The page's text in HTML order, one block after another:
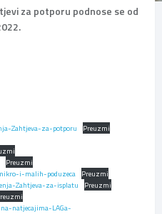
za potporu podnose se od
Zahtjeva-za-potporu
Preuzmi
Preuzmi
i-malih-poduzeca Preuzmi
Zahtjeva-za-isplatu
Preuzmi
natjecajima-LAGa-